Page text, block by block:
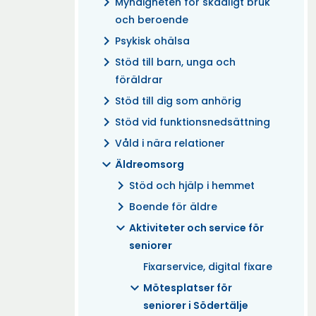
och beroende
chevron_right Psykisk ohälsa
chevron_right Stöd till barn, unga och
föräldrar
chevron_right Stöd till dig som anhörig
chevron_right Stöd vid funktionsnedsättning
chevron_right Våld i nära relationer
expand_more Äldreomsorg
chevron_right Stöd och hjälp i hemmet
chevron_right Boende för äldre
expand_more Aktiviteter och service för
seniorer
Fixarservice, digital fixare
expand_more Mötesplatser för
seniorer i Södertälje